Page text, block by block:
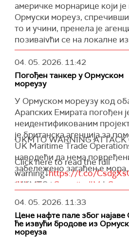
америчке морнарице који
Ормуски мореуз, спречивши
то и учини, пренела је
позивајући се на локалне
Брод америчке морнарице
близини иранског обалског
што је игнорисао
исламске револуционарне
заустави.
Иранска војска такође је
спречила амерички ратни
Ормуским мореузом
упозорењем", уз назнаку да
објављено више
Америчка операција
има безбедно извлачење
Ормуског мореуза, требало
данас у јутарњим сатима,
америчког председника
Централне команде
04. 05. 2026. 11:42
Погођен танкер у Ормуском
мореузу
У Ормуском мореузу код
Арапских Емирата погођен
неидентификованим
је британска агенција за
UK Maritime Trade
наводећи да нема
забележено загађење
"УКМТО је примио
који се догодио 145
Фуџејре у Уједињеним
наводи се у саопштењу
Икс, уз напомену да је
UKMTO WARNING
Click here to read the full
warning⤵️https://t.co/
#MaritimeSecurity
#MarSec
— UKMTO Operations Centre
2026
04. 05. 2026. 11:33
Цене нафте пале због
ће извући бродове из
мореуза